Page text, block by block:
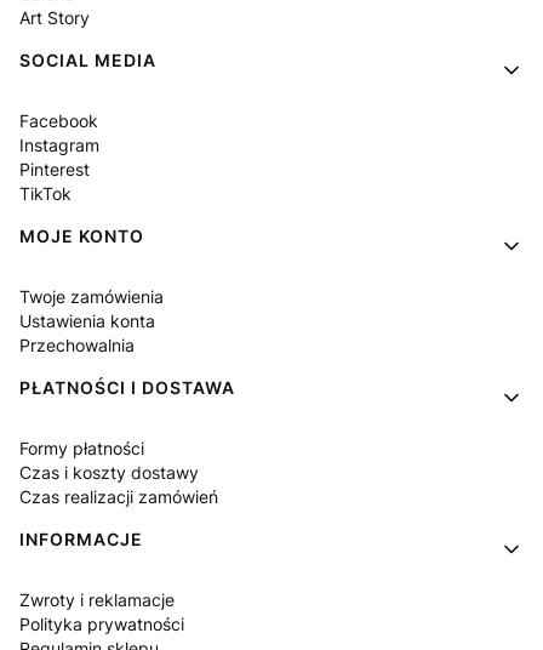
Art Story
SOCIAL MEDIA
Facebook
Instagram
Pinterest
TikTok
MOJE KONTO
Twoje zamówienia
Ustawienia konta
Przechowalnia
PŁATNOŚCI I DOSTAWA
Formy płatności
Czas i koszty dostawy
Czas realizacji zamówień
INFORMACJE
Zwroty i reklamacje
Polityka prywatności